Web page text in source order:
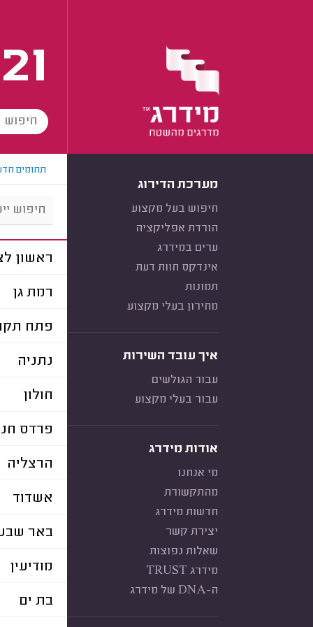
מערכת הדירוג
חיפוש בעל מקצוע
הורדת אפליקציה
ערים במידרג
אינדקס חוות דעת
תמונות
מחירון בעלי מקצוע
איך עובד השירות
עבור הגולשים
עבור בעלי מקצוע
אודות מידרג
מי אנחנו
מהתקשורת
חדשות מידרג
יצירת קשר
שאלות נפוצות
מידרג TRUST
ה-DNA של מידרג
תחומים
ראשון
רמת גן
פתח
נתניה
חולון
פרדס
הרצליה
אשדוד
באר
מודיעין
בת ים